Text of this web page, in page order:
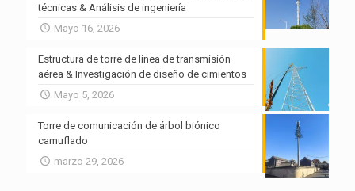
técnicas & Análisis de ingeniería
Mayo 16, 2026
Estructura de torre de línea de transmisión
aérea & Investigación de diseño de cimientos
Mayo 5, 2026
Torre de comunicación de árbol biónico
camuflado
marzo 29, 2026